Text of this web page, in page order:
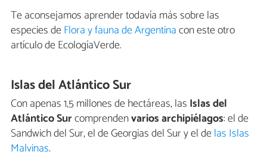
Te aconsejamos aprender todavía más sobre las
especies deFlora y fauna de Argentinacon este otro
artículo de EcologíaVerde.
Islas del Atlántico Sur
Con apenas 1,5 millones de hectáreas, las Islas del
Atlántico Surcomprendenvarios archipiélagos: el de
Sandwich del Sur, el de Georgias del Sur y el delas Islas
Malvinas.